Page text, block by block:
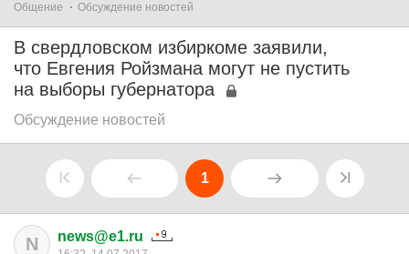
Общение Обсуждение новостей
В свердловском избиркоме заявили,
что Евгения Ройзмана могут не пустить
на выборы губернатора
Обсуждение новостей
1
N news@e1.ru